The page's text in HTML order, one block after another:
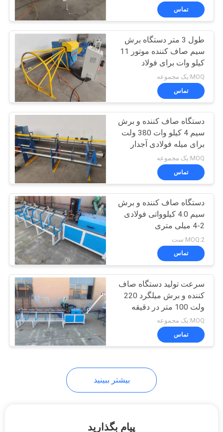
نقشه
سایت
PRIVACY
POLICY
دستگاه حصار گره
ثابت
33
دستگاه جوش مش
ساخت و ساز
23
دستگاه جوش مش
رول
23
دستگاه مش جوش
داده شده
25
تماس
طول 3 متر دستگاه برش
سیم صاف کننده موتور 11
کیلو وات برای فولاد
MOQ:یک مجموعه
تماس
دستگاه صاف کننده و برش
سیم 4 کیلو وات 380 ولت
برای میله فولادی آجدار
MOQ:یک مجموعه
تماس
دستگاه صاف کننده و برش
سیم 4.0 کیلوواتی فولادی
2-4 میلی متری
MOQ:2 ست
تماس
سرعت تولید دستگاه صاف
کننده و برش میلگرد 220
ولت 100 متر در دقیقه
MOQ:یک مجموعه
تماس
بیشتر ببینید
پیام بگذارید